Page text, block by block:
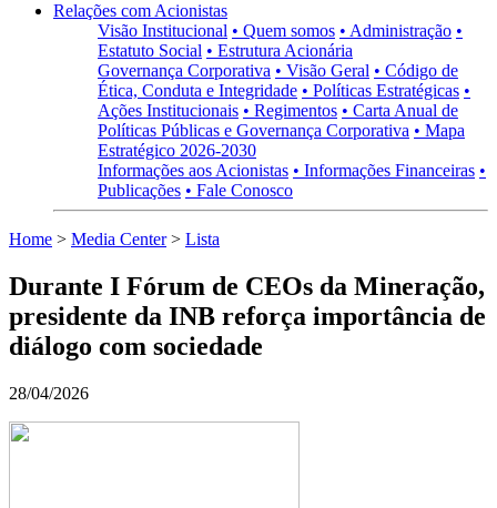
Relações com Acionistas
Visão Institucional • Quem somos • Administração •
Estatuto Social • Estrutura Acionária
Governança Corporativa • Visão Geral • Código de
Ética, Conduta e Integridade • Políticas Estratégicas •
Ações Institucionais • Regimentos • Carta Anual de
Políticas Públicas e Governança Corporativa • Mapa
Estratégico 2026-2030
Informações aos Acionistas • Informações Financeiras •
Publicações • Fale Conosco
Home > Media Center> Lista
Durante I Fórum de CEOs da Mineração,
presidente da INB reforça importância de
diálogo com sociedade
28/04/2026